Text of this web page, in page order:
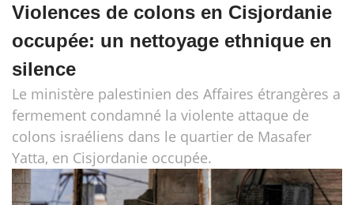
Violences de colons en Cisjordanie
occupée: un nettoyage ethnique en
silence
Le ministère palestinien des Affaires étrangères a
fermement condamné la violente attaque de
colons israéliens dans le quartier de Masafer
Yatta, en Cisjordanie occupée.